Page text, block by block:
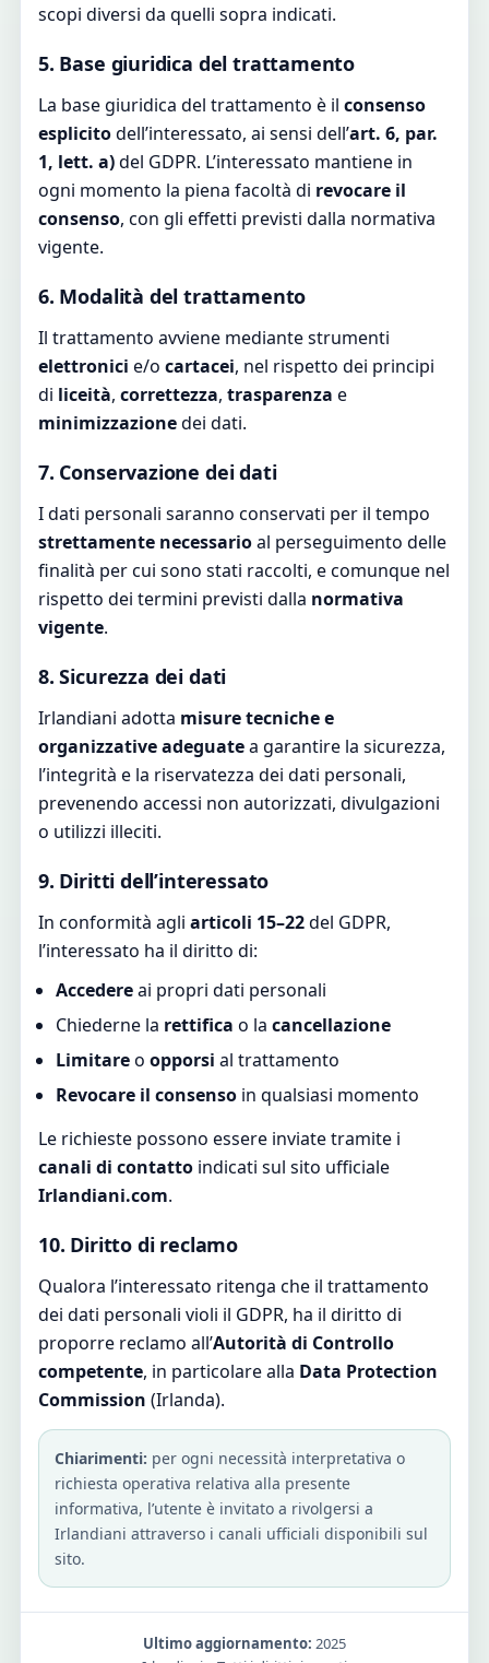
scopi diversi da quelli sopra indicati.
5. Base giuridica del trattamento
La base giuridica del trattamento è il consenso
esplicitodell’interessato, ai sensi dell’art. 6, par.
1, lett. a)del GDPR. L’interessato mantiene in
ogni momento la piena facoltà di revocare il
consenso, con gli effetti previsti dalla normativa
vigente.
6. Modalità del trattamento
Il trattamento avviene mediante strumenti
elettronici e/o cartacei, nel rispetto dei principi
di liceità, correttezza, trasparenza e
minimizzazionedei dati.
7. Conservazione dei dati
I dati personali saranno conservati per il tempo
strettamente necessarioal perseguimento delle
finalità per cui sono stati raccolti, e comunque nel
rispetto dei termini previsti dalla normativa
vigente.
8. Sicurezza dei dati
Irlandiani adotta misure tecniche e
organizzative adeguatea garantire la sicurezza,
l’integrità e la riservatezza dei dati personali,
prevenendo accessi non autorizzati, divulgazioni
o utilizzi illeciti.
9. Diritti dell’interessato
In conformità agli articoli 15–22del GDPR,
l’interessato ha il diritto di:
Accedereai propri dati personali
Chiederne la rettifica o la cancellazione
Limitareo opporsi al trattamento
Revocare il consenso in qualsiasi momento
Le richieste possono essere inviate tramite i
canali di contatto indicati sul sito ufficiale
Irlandiani.com.
10. Diritto di reclamo
Qualora l’interessato ritenga che il trattamento
dei dati personali violi il GDPR, ha il diritto di
proporre reclamo all’Autorità di Controllo
competente, in particolare alla Data Protection
Commission (Irlanda).
Chiarimenti: per ogni necessità interpretativa o
richiesta operativa relativa alla presente
informativa, l’utente è invitato a rivolgersi a
Irlandiani attraverso i canali ufficiali disponibili sul
sito.
Ultimo aggiornamento: 2025